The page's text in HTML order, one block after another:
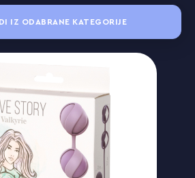
IZ ODABRANE KATEGORIJE